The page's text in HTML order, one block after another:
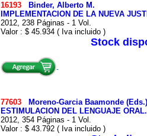
16193
Binder, Alberto M.
IMPLEMENTACION DE LA NUEVA
2012, 238 Páginas - 1 Vol.
Valor : $ 45.934 ( Iva incluido )
Stock
77603
Moreno-Garcia Baamonde (Eds.)
ESTIMULACION DEL LENGUAJE
2012, 354 Páginas - 1 Vol.
Valor : $ 43.792 ( Iva incluido )